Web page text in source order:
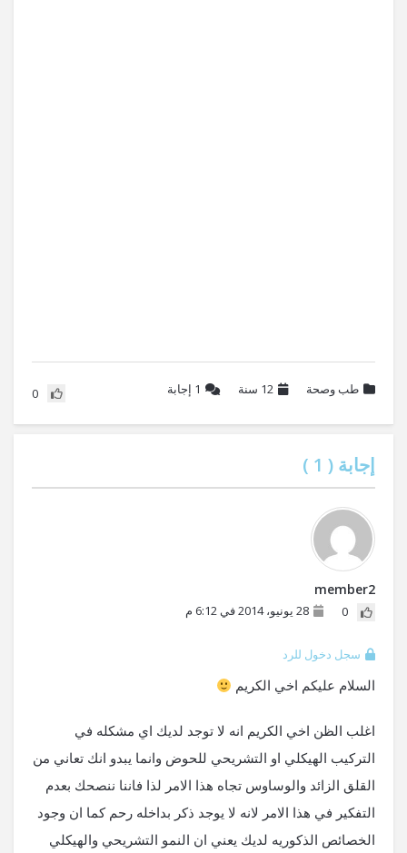
طب وصحة 12 سنة 1 إجابة 0
إجابة ( 1
)
member2
0 28 يونيو، 2014 في 6:12 م
سجل دخول للرد
السلام عليكم اخي الكريم
اغلب الظن اخي الكريم انه لا توجد لديك اي مشكله في
التركيب الهيكلي او التشريحي للحوض وانما يبدو انك تعاني من
القلق الزائد والوساوس تجاه هذا الامر لذا فاننا ننصحك بعدم
التفكير في هذا الامر لانه لا يوجد ذكر بداخله رحم كما ان وجود
الخصائص الذكوريه لديك يعني ان النمو التشريحي والهيكلي